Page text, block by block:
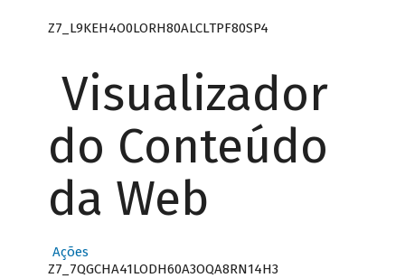
Z7_L9KEH4O0LORH80ALCLTPF80SP4
Visualizador
do Conteúdo
da Web
Ações
Z7_7QGCHA41LODH60A3OQA8RN14H3